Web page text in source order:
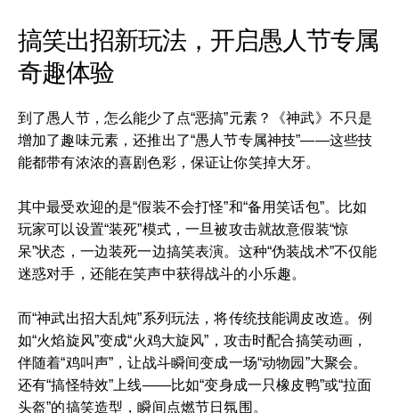
搞笑出招新玩法，开启愚人节专属
奇趣体验
到了愚人节，怎么能少了点“恶搞”元素？《神武》不只是
增加了趣味元素，还推出了“愚人节专属神技”——这些技
能都带有浓浓的喜剧色彩，保证让你笑掉大牙。
其中最受欢迎的是“假装不会打怪”和“备用笑话包”。比如
玩家可以设置“装死”模式，一旦被攻击就故意假装“惊
呆”状态，一边装死一边搞笑表演。这种“伪装战术”不仅能
迷惑对手，还能在笑声中获得战斗的小乐趣。
而“神武出招大乱炖”系列玩法，将传统技能调皮改造。例
如“火焰旋风”变成“火鸡大旋风”，攻击时配合搞笑动画，
伴随着“鸡叫声”，让战斗瞬间变成一场“动物园”大聚会。
还有“搞怪特效”上线——比如“变身成一只橡皮鸭”或“拉面
头盔”的搞笑造型，瞬间点燃节日氛围。